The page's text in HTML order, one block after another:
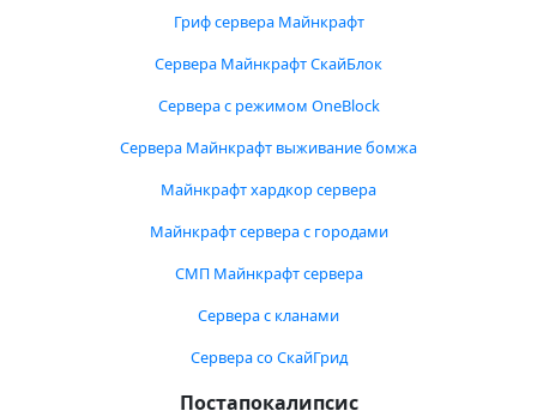
Гриф сервера Майнкрафт
Сервера Майнкрафт СкайБлок
Сервера с режимом OneBlock
Сервера Майнкрафт выживание бомжа
Майнкрафт хардкор сервера
Майнкрафт сервера с городами
СМП Майнкрафт сервера
Сервера с кланами
Сервера со СкайГрид
Постапокалипсис